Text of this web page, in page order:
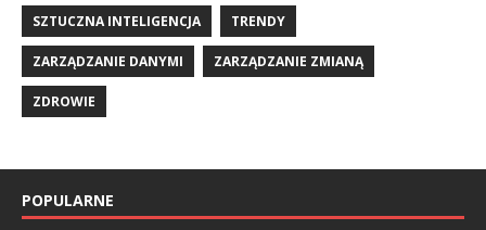
SZTUCZNA INTELIGENCJA TRENDY
ZARZĄDZANIE DANYMI ZARZĄDZANIE ZMIANĄ
ZDROWIE
POPULARNE